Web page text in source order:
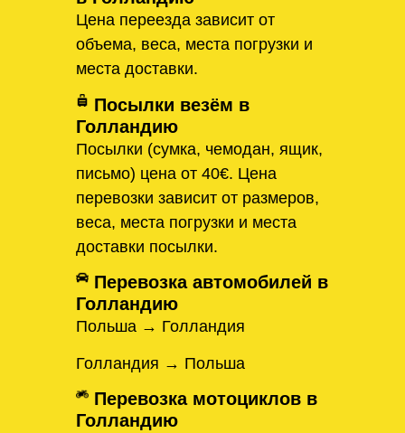
Цена переезда зависит от
объема, веса, места погрузки и
места доставки.
Посылки везём в
Голландию
Посылки (сумка, чемодан, ящик,
письмо) цена от 40€. Цена
перевозки зависит от размеров,
веса, места погрузки и места
доставки посылки.
Перевозка автомобилей в
Голландию
Польша → Голландия
Голландия → Польша
Перевозка мотоциклов в
Голландию